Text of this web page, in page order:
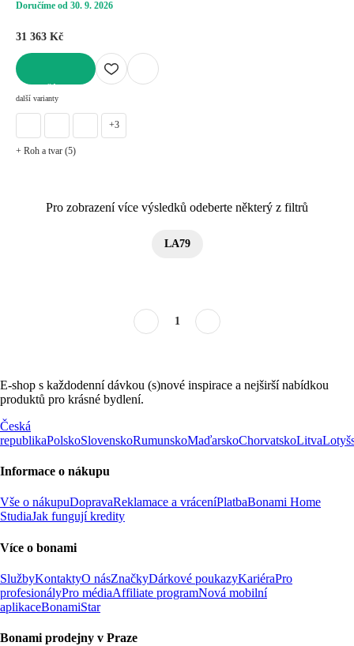
Doručíme od 30. 9. 2026
31 363 Kč
další varianty
+3
+ Roh a tvar (5)
Pro zobrazení více výsledků odeberte některý z filtrů
LA79
1
E-shop s každodenní dávkou (s)nové inspirace a nejširší nabídkou
produktů pro krásné bydlení.
Česká
republikaPolskoSlovenskoRumunskoMaďarskoChorvatskoLitva
Informace o nákupu
Vše o nákupuDopravaReklamace a vráceníPlatbaBonami Home
StudiaJak fungují kredity
Více o bonami
SlužbyKontaktyO násZnačkyDárkové poukazyKariéraPro
profesionályPro médiaAffiliate programNová mobilní
aplikaceBonamiStar
Bonami prodejny v Praze